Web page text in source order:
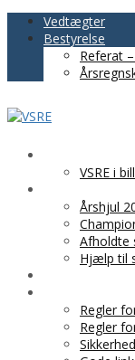
Vedtægter
Bestyrelse
Referat
VSRE i
Årshjul
Hjælp til
Regler
Regler